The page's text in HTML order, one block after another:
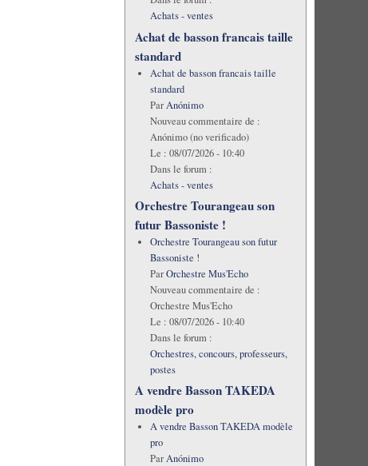
Achats - ventes
Achat de basson francais taille
standard
Achat de basson francais taille
standard
ParAnónimo
Nouveau commentaire de :
Anónimo (no verificado)
Le : 08/07/2026 - 10:40
Dans le forum :
Achats - ventes
Orchestre Tourangeau son
futur Bassoniste !
Orchestre Tourangeau son futur
Bassoniste !
ParOrchestre Mus'Echo
Nouveau commentaire de :
Orchestre Mus'Echo
Le : 08/07/2026 - 10:40
Dans le forum :
Orchestres, concours, professeurs,
postes
A vendre Basson TAKEDA
modèle pro
A vendre Basson TAKEDA modèle
pro
ParAnónimo